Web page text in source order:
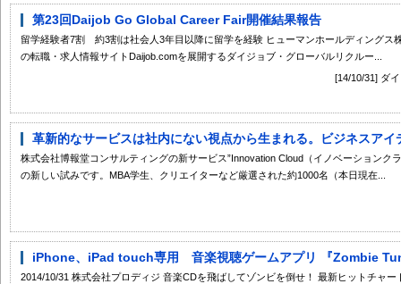
第23回Daijob Go Global Career Fair開催結果報告
留学経験者7割 約3割は社会人3年目以降に留学を経験 ヒューマンホールディングス
の転職・求人情報サイトDaijob.comを展開するダイジョブ・グローバルリクルー...
[14/10/31] ダ
革新的なサービスは社内にない視点から生まれる。ビジネスアイ
株式会社博報堂コンサルティングの新サービス”Innovation Cloud（イノベーションク
の新しい試みです。MBA学生、クリエイターなど厳選された約1000名（本日現在...
iPhone、iPad touch専用 音楽視聴ゲームアプリ 『Zombie
2014/10/31 株式会社プロディジ 音楽CDを飛ばしてゾンビを倒せ！ 最新ヒットチャ